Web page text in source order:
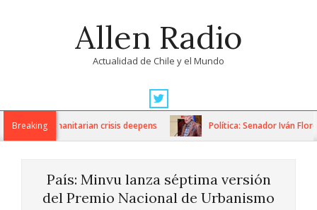
Allen Radio
Actualidad de Chile y el Mundo
Navigation
MenuBreaking
as humanitarian crisis deepens Política: Senador Iván Flores
País: Minvu lanza séptima versión
del Premio Nacional de Urbanismo